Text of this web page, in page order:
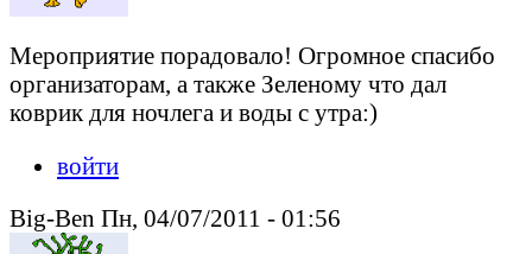
Мероприятие порадовало! Огромное спасибо
организаторам, а также Зеленому что дал
коврик для ночлега и воды с утра:)
войти
Big-Ben Пн, 04/07/2011 - 01:56